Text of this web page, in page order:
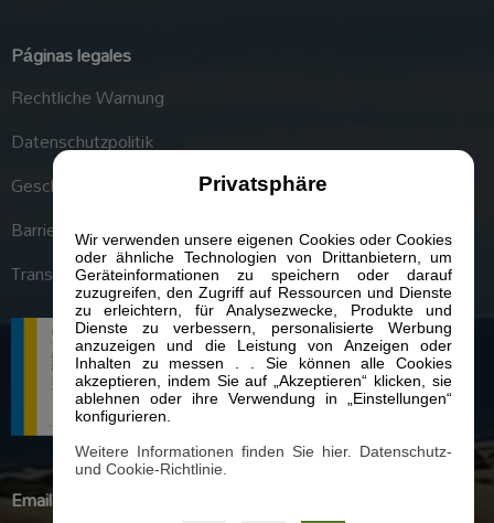
Privatsphäre
Wir verwenden unsere eigenen Cookies oder Cookies
oder ähnliche Technologien von Drittanbietern, um
Geräteinformationen zu speichern oder darauf
zuzugreifen, den Zugriff auf Ressourcen und Dienste
zu erleichtern, für Analysezwecke, Produkte und
Dienste zu verbessern, personalisierte Werbung
anzuzeigen und die Leistung von Anzeigen oder
Inhalten zu messen . . Sie können alle Cookies
akzeptieren, indem Sie auf „Akzeptieren“ klicken, sie
ablehnen oder ihre Verwendung in „Einstellungen“
konfigurieren.
Weitere Informationen finden Sie hier. Datenschutz-
und Cookie-Richtlinie.
Páginas legales
Rechtliche Warnung
Datenschutzpolitik
Geschäftsbedingungen
Barrierefreiheit
Transparenzportal
Email